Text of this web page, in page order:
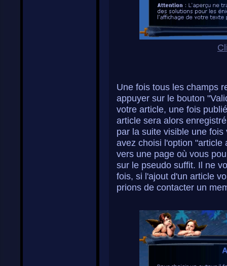
Une fois tous les champs
appuyer sur le bouton
votre article, une fois
article sera alors
par la suite visible une
avez choisi l'option "article
vers une page où vous
sur le pseudo suffit. Il ne
fois, si l'ajout d'un article
prions de contacter un